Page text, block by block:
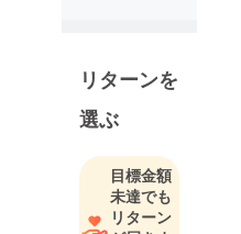
修３年を経
て、イタリ
アローマの
バレエ団に
入団し、そ
こでイタリ
ア中を回る
リターンを
選ぶ
目標金額
未達でも
リターン